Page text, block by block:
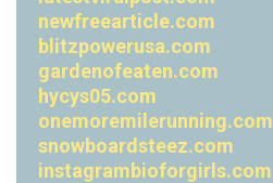
newfreearticle.com
blitzpowerusa.com
gardenofeaten.com
hycys05.com
onemoremilerunning.com
snowboardsteez.com
instagrambioforgirls.com